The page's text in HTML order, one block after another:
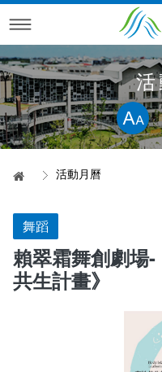
跳
到
主
要
內
容訊息專區
最新消息
電子文宣
電子文宣品
精彩片段
線上報名
RSS訂閱
活動月曆
專案活動
台江文化季
2026台江文化季—內
2025台江文化季—與
2023台江文化季—
專案回顧
台江大戲
開江紀藝術裝置展&棲
參觀資訊
空間導覽
空間環景
開放時間
貼心服務
問答集錦
檔期申請
略過字型切
首頁 活動月曆
舞蹈
賴翠霜舞創劇場
共生計畫》